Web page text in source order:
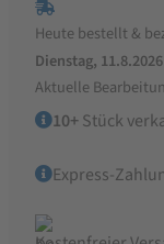
und
Gemüsedünger
Menge
Heute bestellt &
Dienstag,
Aktuelle
10+Stück
Express-